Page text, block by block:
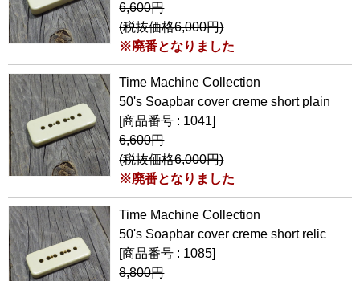
6,600円
(税抜価格6,000円)
※廃番となりました
Time Machine Collection
50's Soapbar cover creme short plain
[商品番号 : 1041]
6,600円
(税抜価格6,000円)
※廃番となりました
Time Machine Collection
50's Soapbar cover creme short relic
[商品番号 : 1085]
8,800円